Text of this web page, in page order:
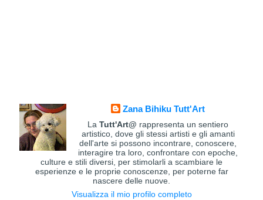
Zana Bihiku Tutt'Art
LaTutt'Art@ rappresenta un sentiero
artistico, dove gli stessi artisti e gli amanti
dell'arte si possono incontrare, conoscere,
interagire tra loro, confrontare con epoche,
culture e stili diversi, per stimolarli a scambiare le
esperienze e le proprie conoscenze, per poterne far
nascere delle nuove.
Visualizza il mio profilo completo